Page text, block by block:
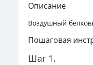
Описание
Воздушный
Пошаговая
Шаг 1.